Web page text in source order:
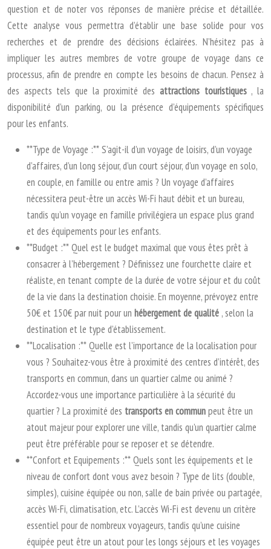
question et de noter vos réponses de manière précise et détaillée.
Cette analyse vous permettra d’établir une base solide pour vos
recherches et de prendre des décisions éclairées. N’hésitez pas à
impliquer les autres membres de votre groupe de voyage dans ce
processus, afin de prendre en compte les besoins de chacun. Pensez à
des aspects tels que la proximité des attractions touristiques , la
disponibilité d’un parking, ou la présence d’équipements spécifiques
pour les enfants.
**Type de Voyage :** S’agit-il d’un voyage de loisirs, d’un voyage
d’affaires, d’un long séjour, d’un court séjour, d’un voyage en solo,
en couple, en famille ou entre amis ? Un voyage d’affaires
nécessitera peut-être un accès Wi-Fi haut débit et un bureau,
tandis qu’un voyage en famille privilégiera un espace plus grand
et des équipements pour les enfants.
**Budget :** Quel est le budget maximal que vous êtes prêt à
consacrer à l’hébergement ? Définissez une fourchette claire et
réaliste, en tenant compte de la durée de votre séjour et du coût
de la vie dans la destination choisie. En moyenne, prévoyez entre
50€ et 150€ par nuit pour un hébergement de qualité , selon la
destination et le type d’établissement.
**Localisation :** Quelle est l’importance de la localisation pour
vous ? Souhaitez-vous être à proximité des centres d’intérêt, des
transports en commun, dans un quartier calme ou animé ?
Accordez-vous une importance particulière à la sécurité du
quartier ? La proximité des transports en communpeut être un
atout majeur pour explorer une ville, tandis qu’un quartier calme
peut être préférable pour se reposer et se détendre.
**Confort et Equipements :** Quels sont les équipements et le
niveau de confort dont vous avez besoin ? Type de lits (double,
simples), cuisine équipée ou non, salle de bain privée ou partagée,
accès Wi-Fi, climatisation, etc. L’accès Wi-Fi est devenu un critère
essentiel pour de nombreux voyageurs, tandis qu’une cuisine
équipée peut être un atout pour les longs séjours et les voyages